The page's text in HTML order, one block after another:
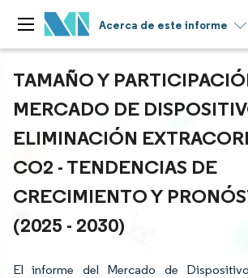
Acerca de este informe
TAMAÑO Y
MERCADO DE
ELIMINACIÓN
CO2 - TENDENCIAS DE
CRECIMIENTO Y
(2025 - 2030)
El informe del Mercado de